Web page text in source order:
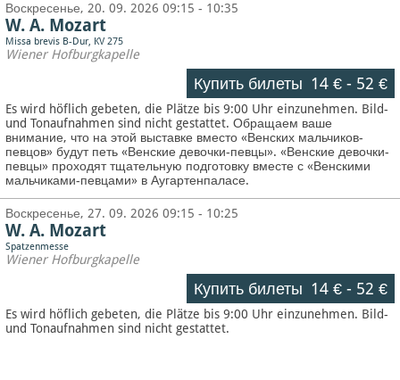
Воскресенье, 20. 09. 2026 09:15 - 10:35
W. A. Mozart
Missa brevis B-Dur, KV 275
Wiener Hofburgkapelle
Купить билеты 14 €- 52 €
Es wird höflich gebeten, die Plätze bis 9:00 Uhr einzunehmen. Bild-
und Tonaufnahmen sind nicht gestattet.Обращаем ваше
внимание, что на этой выставке вместо «Венских мальчиков-
певцов» будут петь «Венские девочки-певцы». «Венские девочки-
певцы» проходят тщательную подготовку вместе с «Венскими
мальчиками-певцами» в Аугартенпаласе.
Воскресенье, 27. 09. 2026 09:15 - 10:25
W. A. Mozart
Spatzenmesse
Wiener Hofburgkapelle
Купить билеты 14 €- 52 €
Es wird höflich gebeten, die Plätze bis 9:00 Uhr einzunehmen. Bild-
und Tonaufnahmen sind nicht gestattet.